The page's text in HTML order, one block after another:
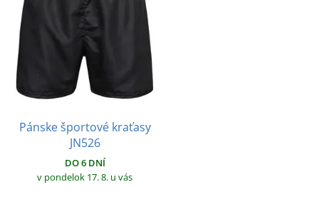
Pánske športové kraťasy
JN526
DO 6 DNÍ
v pondelok 17. 8. u vás